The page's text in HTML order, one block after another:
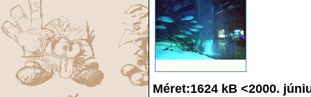
Méret:1624 kB <2000.